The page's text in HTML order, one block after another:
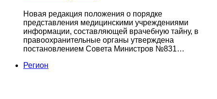
Новая редакция положения о порядке
представления медицинскими учреждениями
информации, составляющей врачебную тайну, в
правоохранительные органы утверждена
постановлением Совета Министров №831…
Регион